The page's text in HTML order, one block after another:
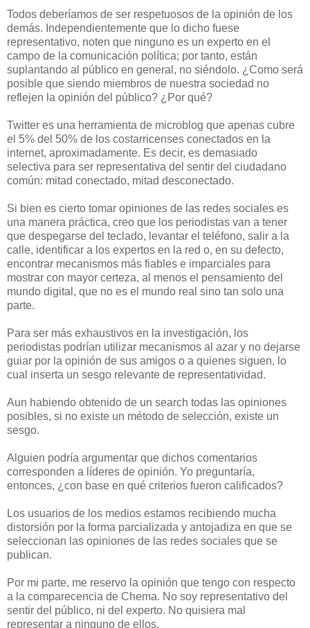
Todos deberíamos de ser respetuosos de la opinión de los
demás. Independientemente que lo dicho fuese
representativo, noten que ninguno es un experto en el
campo de la comunicación política; por tanto, están
suplantando al público en general, no siéndolo. ¿Como será
posible que siendo miembros de nuestra sociedad no
reflejen la opinión del público? ¿Por qué?
Twitter es una herramienta de microblog que apenas cubre
el 5% del 50% de los costarricenses conectados en la
internet, aproximadamente. Es decir, es demasiado
selectiva para ser representativa del sentir del ciudadano
común: mitad conectado, mitad desconectado.
Si bien es cierto tomar opiniones de las redes sociales es
una manera práctica, creo que los periodistas van a tener
que despegarse del teclado, levantar el teléfono, salir a la
calle, identificar a los expertos en la red o, en su defecto,
encontrar mecanismos más fiables e imparciales para
mostrar con mayor certeza, al menos el pensamiento del
mundo digital, que no es el mundo real sino tan solo una
parte.
Para ser más exhaustivos en la investigación, los
periodistas podrían utilizar mecanismos al azar y no dejarse
guiar por la opinión de sus amigos o a quienes siguen, lo
cual inserta un sesgo relevante de representatividad.
Aun habiendo obtenido de un search todas las opiniones
posibles, si no existe un método de selección, existe un
sesgo.
Alguien podría argumentar que dichos comentarios
corresponden a líderes de opinión. Yo preguntaría,
entonces, ¿con base en qué criterios fueron calificados?
Los usuarios de los medios estamos recibiendo mucha
distorsión por la forma parcializada y antojadiza en que se
seleccionan las opiniones de las redes sociales que se
publican.
Por mi parte, me reservo la opinión que tengo con respecto
a la comparecencia de Chema. No soy representativo del
sentir del público, ni del experto. No quisiera mal
representar a ninguno de ellos.